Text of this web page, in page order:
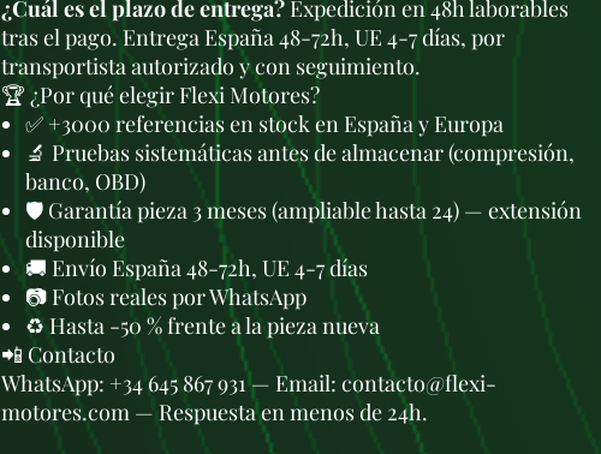
¿Cuál es el plazo de entrega? Expedición en 48h laborables
tras el pago. Entrega España 48-72h, UE 4-7 días, por
transportista autorizado y con seguimiento.
🏆 ¿Por qué elegir Flexi Motores?
✅ +3000 referencias en stock en España y Europa
🔬 Pruebas sistemáticas antes de almacenar (compresión,
banco, OBD)
🛡️ Garantía pieza 3 meses (ampliable hasta 24) — extensión
disponible
🚚 Envío España 48-72h, UE 4-7 días
📷 Fotos reales por WhatsApp
♻️ Hasta -50 % frente a la pieza nueva
📲 Contacto
WhatsApp: +34 645 867 931 — Email: contacto@flexi-
motores.com — Respuesta en menos de 24h.